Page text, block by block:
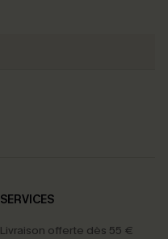
SERVICES
Livraison offerte dès 55 €